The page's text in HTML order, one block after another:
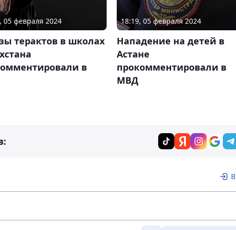
05 февраля 2024
терактов в школах
в
18:19, 05 февраля 2024
Нападение на детей в
Астане
прокомментировали в
МВД